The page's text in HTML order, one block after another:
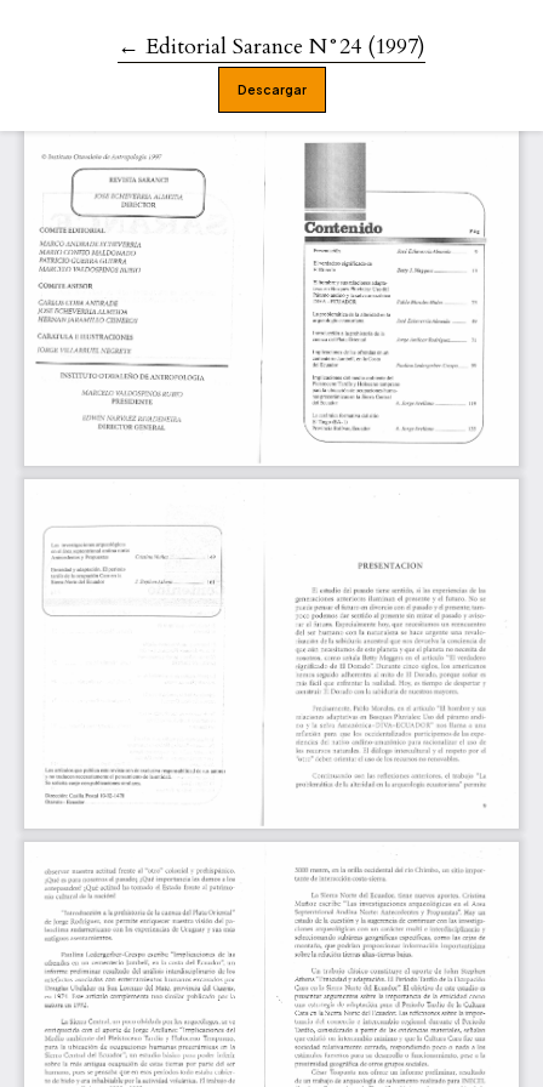
← Volver a los detalles del artículo
Editorial Sarance N°24 (1997)
Descargar